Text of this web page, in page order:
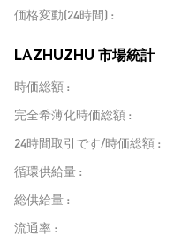
価格変動(24時間)
LAZHUZHU 市場統計
時価総額
完全希薄化時価総額
24時間取引です/時価総額
循環供給量
総供給量
流通率